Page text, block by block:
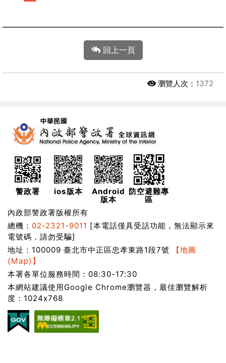
回上一頁
瀏覽人次： 1372
警政署 ios版本
Android
版本
防空避難專
區
內政部警政署版權所有
總機： 02-2321-9011 [本電話僅具受話功能，無法顯示來
電號碼，請勿受騙]
地址：100009 臺北市中正區忠孝東路1段7號
【地圖
(Map)】
本署各單位服務時間：08:30-17:30
本網站建議使用Google Chrome瀏覽器，最佳瀏覽解析
度：1024x768